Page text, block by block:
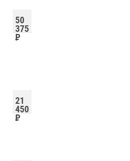
50
375
Р
21
450
Р